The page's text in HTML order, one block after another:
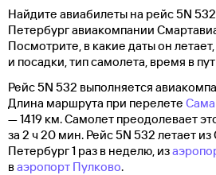
Найдите авиабилеты на рейс 5N
Петербург авиакомпании
Посмотрите, в какие даты он
и посадки, тип самолета, время в
Рейс 5N 532 выполняется
Длина маршрута при перелете
— 1419 км. Самолет преодолевает
за 2 ч 20 мин. Рейс 5N 532 летает
Петербург 1 раз в неделю, из
ваэропорт Пулково.